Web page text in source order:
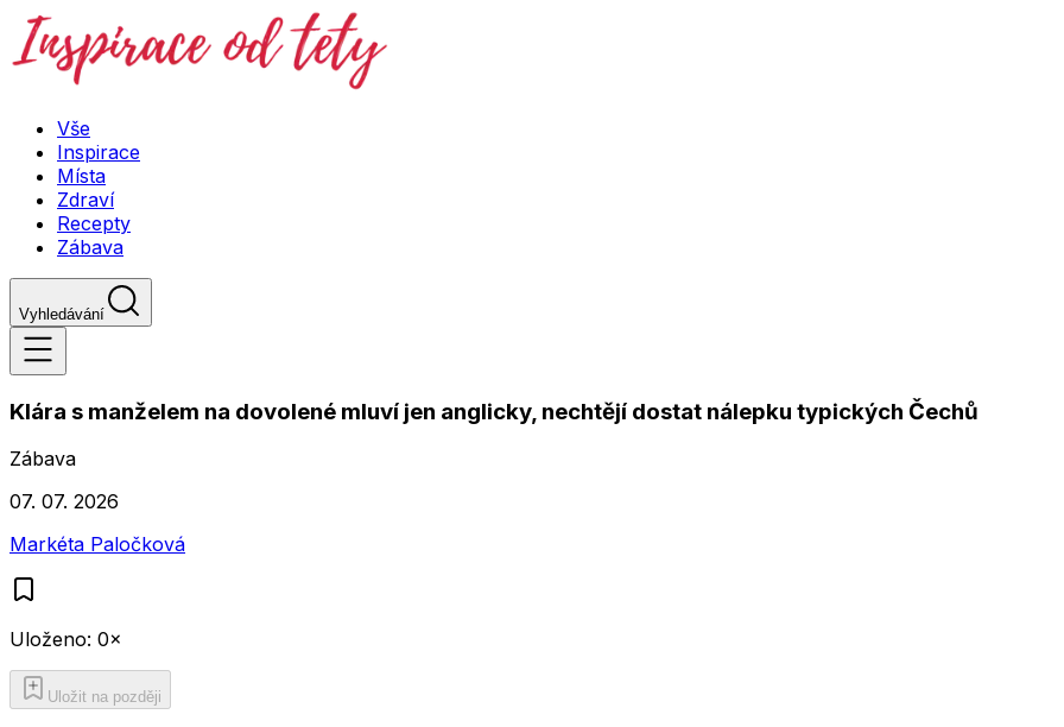
Vše
Inspirace
Místa
Zdraví
Recepty
Zábava
Vyhledávání
Klára s manželem na dovolené mluví jen anglicky, nechtějí dostat nálepku typických Čechů
Zábava
07. 07. 2026
Markéta Paločková
Uloženo: 0×
Uložit na později